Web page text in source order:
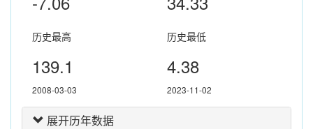
历史最高
139.1
2008-03-03
历史最低
4.38
2023-11-02
展开历年数据